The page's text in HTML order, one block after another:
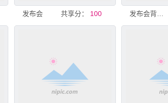
发布会 共享分： 100